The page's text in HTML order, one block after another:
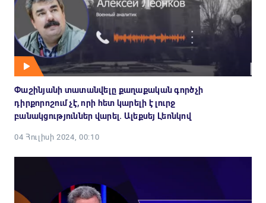
Փաշինյանի տատանվելը քաղաքական գործչի
դիրքորոշում չէ, որի հետ կարելի է լուրջ
բանակցություններ վարել. Ալեքսեյ Լեոնկով
04 Հուլիսի 2024, 00:10